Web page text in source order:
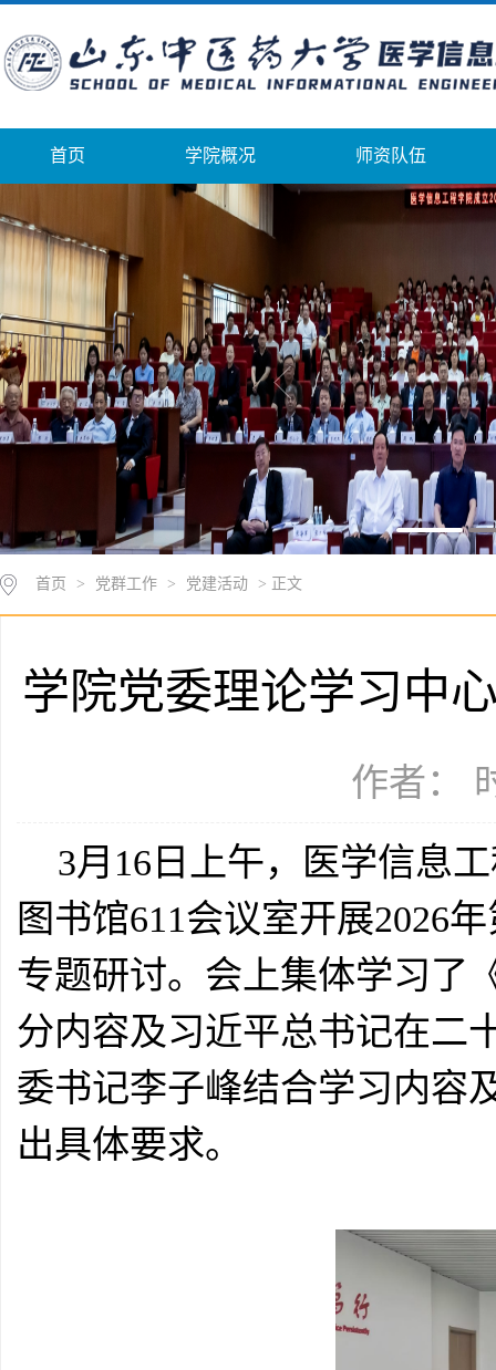
首页 学院概况 师资队伍
首页 > 党群工作 > 党建活动 > 正文
学院党委理论学习中
作者：
3月16日上午，医学信息
图书馆611会议室开展2026
专题研讨。会上集体学习了
分内容及习近平总书记在二
委书记李子峰结合学习内容
出具体要求。